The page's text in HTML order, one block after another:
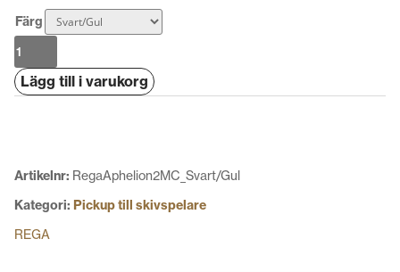
Färg
Rega
Aphelion
2 Lägg till i varukorg
Artikelnr: RegaAphelion2MC_Svart/Gul
Kategori: Pickup till skivspelare
REGA